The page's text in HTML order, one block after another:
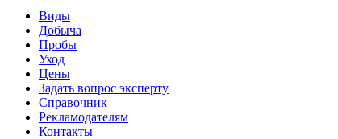
Виды
Добыча
Пробы
Уход
Цены
Задать вопрос эксперту
Справочник
Рекламодателям
Контакты